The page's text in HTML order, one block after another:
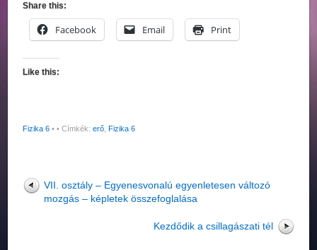
Share this:
Facebook Email Print
Like this:
Fizika 6 • • Címkék:erő Fizika 6
VII. osztály – Egyenesvonalú egyenletesen változó
mozgás – képletek összefoglalása
Kezdődik a csillagászati tél